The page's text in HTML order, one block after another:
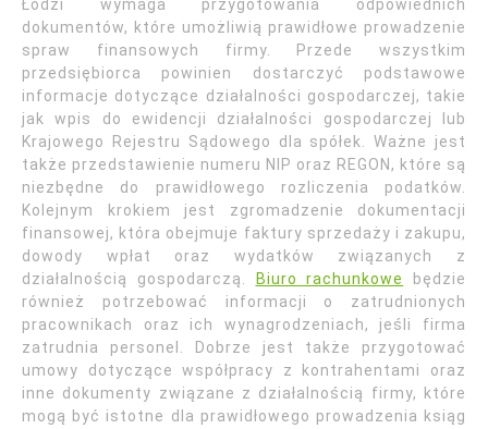
Łodzi wymaga przygotowania odpowiednich
dokumentów, które umożliwią prawidłowe prowadzenie
spraw finansowych firmy. Przede wszystkim
przedsiębiorca powinien dostarczyć podstawowe
informacje dotyczące działalności gospodarczej, takie
jak wpis do ewidencji działalności gospodarczej lub
Krajowego Rejestru Sądowego dla spółek. Ważne jest
także przedstawienie numeru NIP oraz REGON, które są
niezbędne do prawidłowego rozliczenia podatków.
Kolejnym krokiem jest zgromadzenie dokumentacji
finansowej, która obejmuje faktury sprzedaży i zakupu,
dowody wpłat oraz wydatków związanych z
działalnością gospodarczą.
Biuro rachunkowe
będzie
również potrzebować informacji o zatrudnionych
pracownikach oraz ich wynagrodzeniach, jeśli firma
zatrudnia personel. Dobrze jest także przygotować
umowy dotyczące współpracy z kontrahentami oraz
inne dokumenty związane z działalnością firmy, które
mogą być istotne dla prawidłowego prowadzenia ksiąg